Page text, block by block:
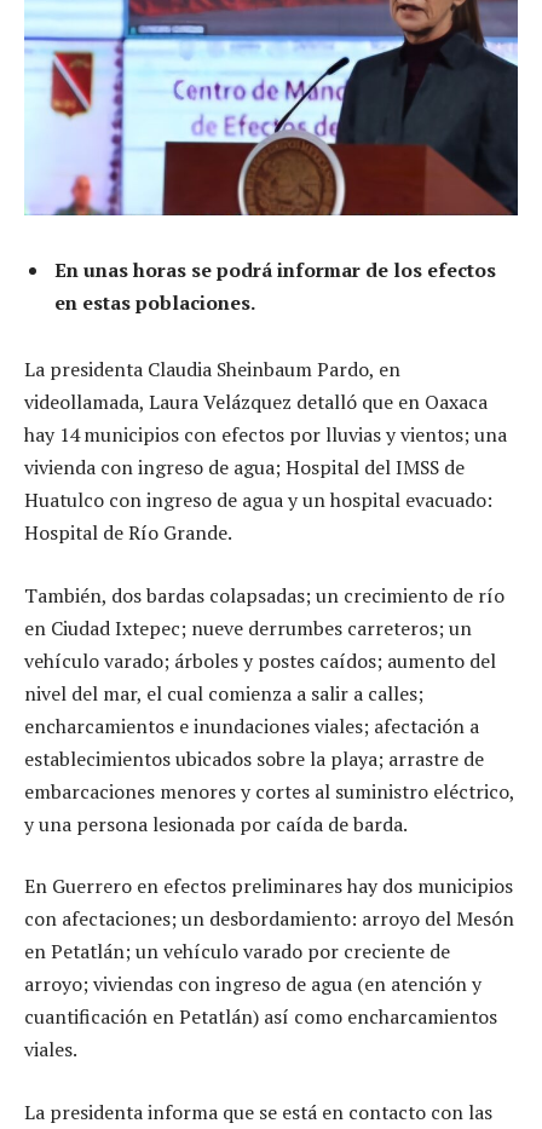
En unas horas se podrá informar de los efectos
en estas poblaciones.
La presidenta Claudia Sheinbaum Pardo, en
videollamada, Laura Velázquez detalló que en Oaxaca
hay 14 municipios con efectos por lluvias y vientos; una
vivienda con ingreso de agua; Hospital del IMSS de
Huatulco con ingreso de agua y un hospital evacuado:
Hospital de Río Grande.
También, dos bardas colapsadas; un crecimiento de río
en Ciudad Ixtepec; nueve derrumbes carreteros; un
vehículo varado; árboles y postes caídos; aumento del
nivel del mar, el cual comienza a salir a calles;
encharcamientos e inundaciones viales; afectación a
establecimientos ubicados sobre la playa; arrastre de
embarcaciones menores y cortes al suministro eléctrico,
y una persona lesionada por caída de barda.
En Guerrero en efectos preliminares hay dos municipios
con afectaciones; un desbordamiento: arroyo del Mesón
en Petatlán; un vehículo varado por creciente de
arroyo; viviendas con ingreso de agua (en atención y
cuantificación en Petatlán) así como encharcamientos
viales.
La presidenta informa que se está en contacto con las